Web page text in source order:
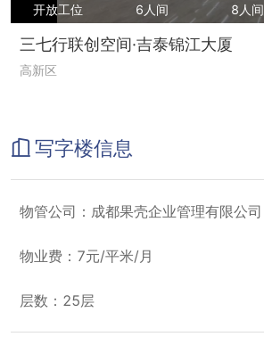
开放工位 6人间 8人间
三七行联创空间·吉泰锦江大厦
高新区
写字楼信息
物管公司：成都果壳企业管理有限公司
物业费：7元/平米/月
层数：25层